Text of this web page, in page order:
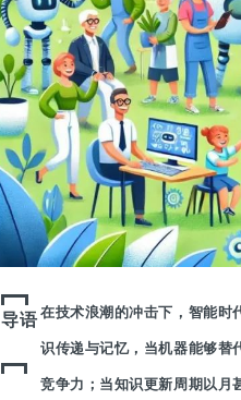
导语 在技术浪潮的冲击下，智能
识传递与记忆，当机器能够替
竞争力；当知识更新周期以月